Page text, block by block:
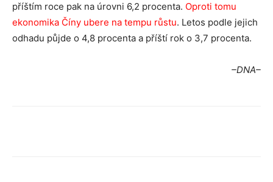
příštím roce pak na úrovni 6,2 procenta. Oproti tomu
ekonomika Číny ubere na tempu růstu. Letos podle jejich
odhadu půjde o 4,8 procenta a příští rok o 3,7 procenta.
–DNA–